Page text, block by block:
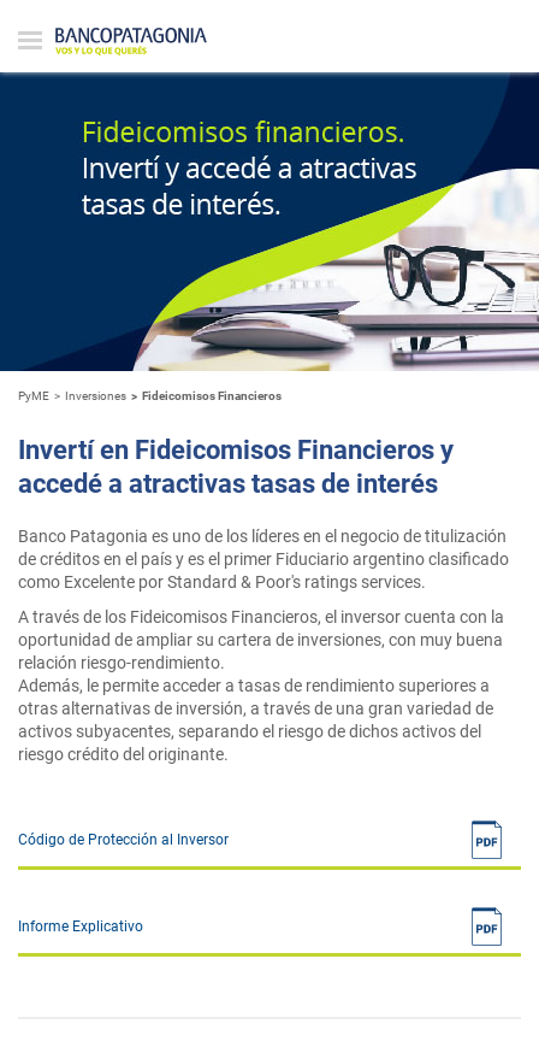
PyME Inversiones Fideicomisos Financieros
Invertí en Fideicomisos Financieros y
accedé a atractivas tasas de interés
Banco Patagonia es uno de los líderes en el negocio de titulización
de créditos en el país y es el primer Fiduciario argentino clasificado
como Excelente por Standard & Poor's ratings services.
A través de los Fideicomisos Financieros, el inversor cuenta con la
oportunidad de ampliar su cartera de inversiones, con muy buena
relación riesgo-rendimiento.
Además, le permite acceder a tasas de rendimiento superiores a
otras alternativas de inversión, a través de una gran variedad de
activos subyacentes, separando el riesgo de dichos activos del
riesgo crédito del originante.
Código de Protección al Inversor
Informe Explicativo